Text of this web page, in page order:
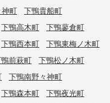
町
下鴨貴船町
下鴨高木町
下鴨蓼倉町
下鴨西本町
下鴨東梅ノ木町
前萩町
下鴨松ノ木町
下鴨南野々神町
下鴨森本町
下鴨夜光町